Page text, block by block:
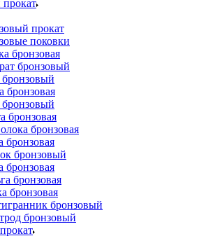
прокат
поковки
бронзовая
бронзовый
бронзовая
бронзовая
бронзовая
бронзовая
бронзовый
бронзовая
бронзовая
бронзовая
бронзовый
бронзовый